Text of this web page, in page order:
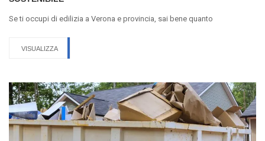
Se ti occupi di edilizia a Verona e provincia, sai bene quanto
VISUALIZZA